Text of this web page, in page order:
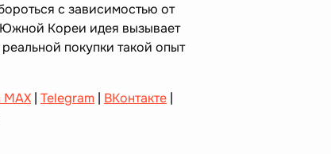
с зависимостью от
Кореи идея вызывает
покупки такой опыт
MAX | Telegram | ВКонтакте |